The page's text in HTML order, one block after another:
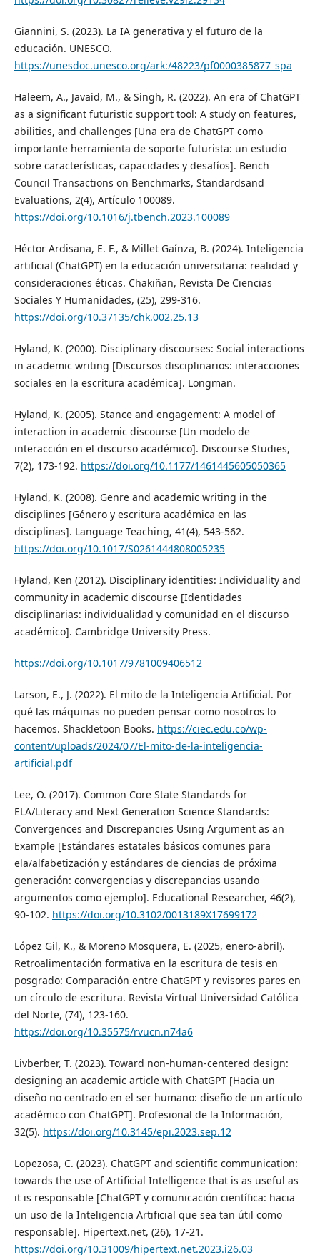
Giannini, S. (2023). La IA generativa y el futuro de la
educación. UNESCO.
https://unesdoc.unesco.org/ark:/48223/pf0000385877_spa
Haleem, A., Javaid, M., & Singh, R. (2022). An era of ChatGPT
as a significant futuristic support tool: A study on features,
abilities, and challenges [Una era de ChatGPT como
importante herramienta de soporte futurista: un estudio
sobre características, capacidades y desafíos]. Bench
Council Transactions on Benchmarks, Standardsand
Evaluations, 2(4), Artículo 100089.
https://doi.org/10.1016/j.tbench.2023.100089
Héctor Ardisana, E. F., & Millet Gaínza, B. (2024). Inteligencia
artificial (ChatGPT) en la educación universitaria: realidad y
consideraciones éticas. Chakiñan, Revista De Ciencias
Sociales Y Humanidades, (25), 299-316.
https://doi.org/10.37135/chk.002.25.13
Hyland, K. (2000). Disciplinary discourses: Social interactions
in academic writing [Discursos disciplinarios: interacciones
sociales en la escritura académica]. Longman.
Hyland, K. (2005). Stance and engagement: A model of
interaction in academic discourse [Un modelo de
interacción en el discurso académico]. Discourse Studies,
7(2), 173-192. https://doi.org/10.1177/1461445605050365
Hyland, K. (2008). Genre and academic writing in the
disciplines [Género y escritura académica en las
disciplinas]. Language Teaching, 41(4), 543-562.
https://doi.org/10.1017/S0261444808005235
Hyland, Ken (2012). Disciplinary identities: Individuality and
community in academic discourse [Identidades
disciplinarias: individualidad y comunidad en el discurso
académico]. Cambridge University Press.
https://doi.org/10.1017/9781009406512
Larson, E., J. (2022). El mito de la Inteligencia Artificial. Por
qué las máquinas no pueden pensar como nosotros lo
hacemos. Shackletoon Books. https://ciec.edu.co/wp-
content/uploads/2024/07/El-mito-de-la-inteligencia-
artificial.pdf
Lee, O. (2017). Common Core State Standards for
ELA/Literacy and Next Generation Science Standards:
Convergences and Discrepancies Using Argument as an
Example [Estándares estatales básicos comunes para
ela/alfabetización y estándares de ciencias de próxima
generación: convergencias y discrepancias usando
argumentos como ejemplo]. Educational Researcher, 46(2),
90-102. https://doi.org/10.3102/0013189X17699172
López Gil, K., & Moreno Mosquera, E. (2025, enero-abril).
Retroalimentación formativa en la escritura de tesis en
posgrado: Comparación entre ChatGPT y revisores pares en
un círculo de escritura. Revista Virtual Universidad Católica
del Norte, (74), 123-160.
https://doi.org/10.35575/rvucn.n74a6
Livberber, T. (2023). Toward non-human-centered design:
designing an academic article with ChatGPT [Hacia un
diseño no centrado en el ser humano: diseño de un artículo
académico con ChatGPT]. Profesional de la Información,
32(5). https://doi.org/10.3145/epi.2023.sep.12
Lopezosa, C. (2023). ChatGPT and scientific communication:
towards the use of Artificial Intelligence that is as useful as
it is responsable [ChatGPT y comunicación científica: hacia
un uso de la Inteligencia Artificial que sea tan útil como
responsable]. Hipertext.net, (26), 17-21.
https://doi.org/10.31009/hipertext.net.2023.i26.03